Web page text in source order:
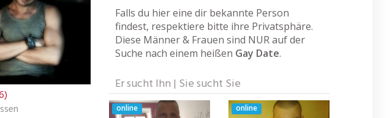
Falls du hier eine dir bekannte Person
findest, respektiere bitte ihre Privatsphäre.
Diese Männer & Frauen sind NUR auf der
Suche nach einem heißen Gay Date.
Er sucht Ihn | Sie sucht Sie
online online